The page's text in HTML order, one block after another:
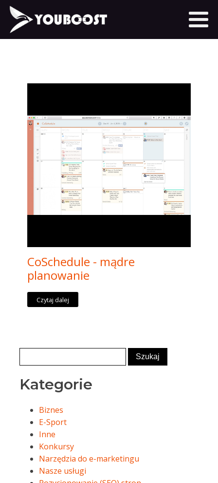
CoSchedule - mądre
planowanie
Czytaj dalej
Kategorie
Biznes
E-Sport
Inne
Konkursy
Narzędzia do e-marketingu
Nasze usługi